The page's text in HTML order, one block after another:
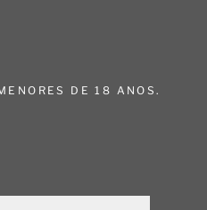
DE 18 ANOS.